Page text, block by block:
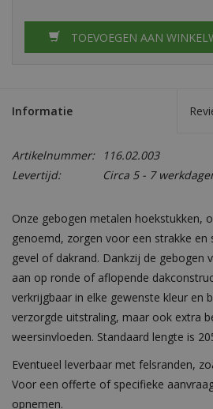
TOEVOEGEN AAN
Informatie
Artikelnummer:
116.02.003
Levertijd:
Circa 5 - 7
Onze gebogen metalen hoekstukken,
genoemd, zorgen voor een strakke en
gevel of dakrand. Dankzij de gebogen
aan op ronde of aflopende
verkrijgbaar in elke gewenste kleur en
verzorgde uitstraling, maar ook extra
weersinvloeden. Standaard lengte is
Eventueel leverbaar met felsranden,
Voor een offerte of specifieke
opnemen.